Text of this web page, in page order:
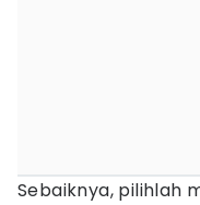
Sebaiknya, pilihlah